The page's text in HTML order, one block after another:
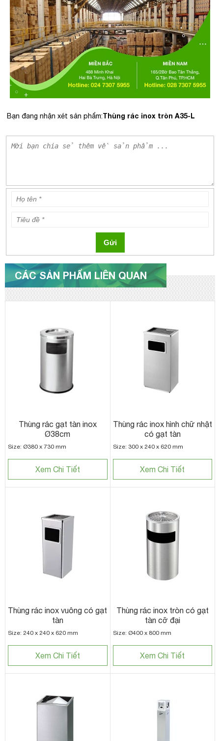
Bạn đang nhận xét sản phẩm:Thùng rác inox tròn A35-L
Gửi
CÁC SẢN PHẨM LIÊN QUAN
Thùng rác gạt tàn inox
Ø38cm
Size: Ø380 x 730 mm
Xem Chi Tiết
Thùng rác inox hình chữ nhật
có gạt tàn
Size: 300 x 240 x 620 mm
Xem Chi Tiết
Thùng rác inox vuông có gạt
tàn
Size: 240 x 240 x 620 mm
Xem Chi Tiết
Thùng rác inox tròn có gạt
tàn cỡ đại
Size: Ø400 x 800 mm
Xem Chi Tiết